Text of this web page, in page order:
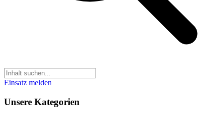
Einsatz melden
Unsere Kategorien